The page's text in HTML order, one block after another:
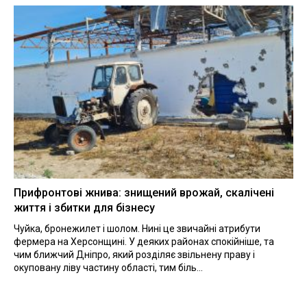
Прифронтові жнива: знищений врожай, скалічені
життя і збитки для бізнесу
Чуйка, бронежилет і шолом. Нині це звичайні атрибути
фермера на Херсонщині. У деяких районах спокійніше, та
чим ближчий Дніпро, який розділяє звільнену праву і
окуповану ліву частину області, тим біль...